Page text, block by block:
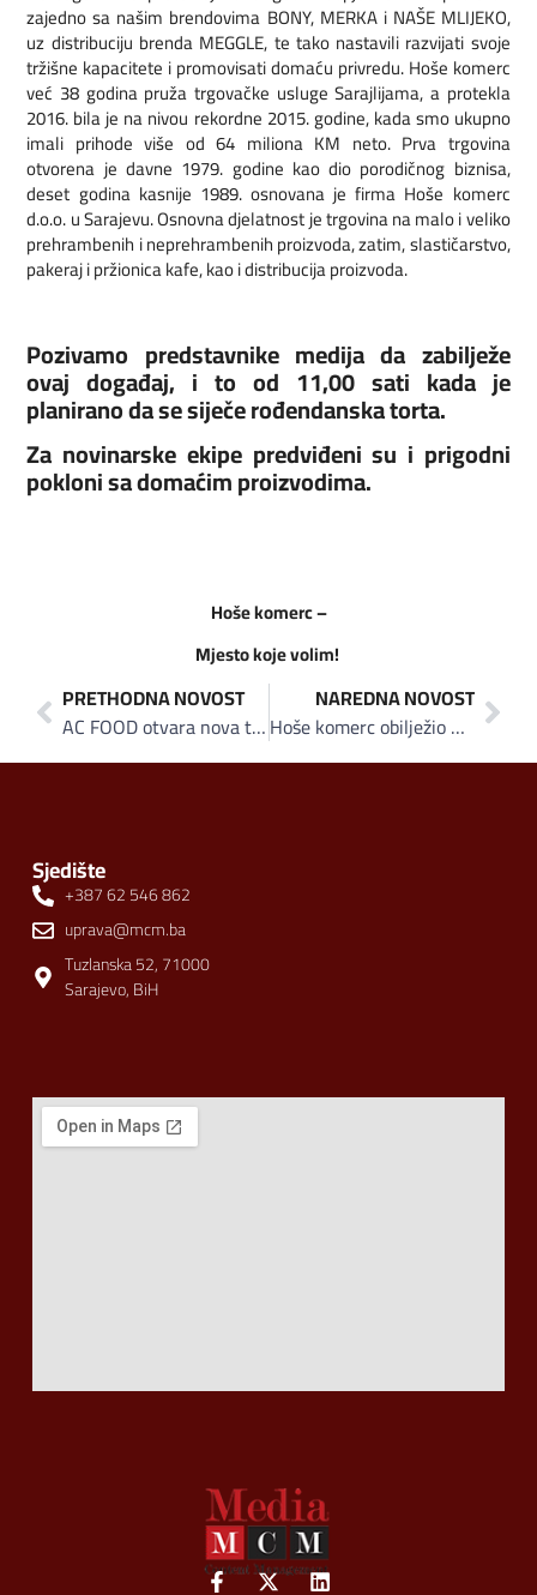
zajedno sa našim brendovima BONY, MERKA i NAŠE MLIJEKO,
uz distribuciju brenda MEGGLE, te tako nastavili razvijati svoje
tržišne kapacitete i promovisati domaću privredu. Hoše komerc
već 38 godina pruža trgovačke usluge Sarajlijama, a protekla
2016. bila je na nivou rekordne 2015. godine, kada smo ukupno
imali prihode više od 64 miliona KM neto. Prva trgovina
otvorena je davne 1979. godine kao dio porodičnog biznisa,
deset godina kasnije 1989. osnovana je firma Hoše komerc
d.o.o. u Sarajevu. Osnovna djelatnost je trgovina na malo i veliko
prehrambenih i neprehrambenih proizvoda, zatim, slastičarstvo,
pakeraj i pržionica kafe, kao i distribucija proizvoda.
Pozivamo predstavnike medija da zabilježe
ovaj događaj, i to od 11,00 sati kada je
planirano da se siječe rođendanska torta.
Za novinarske ekipe predviđeni su i prigodni
pokloni sa domaćim proizvodima.
Hoše komerc –
Mjesto koje volim!
PRETHODNA NOVOST
AC FOOD otvara nova tržišta za Agrokomercove proizvode
NAREDNA NOVOST
Hoše komerc obilježio 8. godina marketa u Hadžićima: Na jesen kampanja “Sarajevo divno mjesto”
Sjedište
+387 62 546 862
uprava@mcm.ba
Tuzlanska 52, 71000
Sarajevo, BiH